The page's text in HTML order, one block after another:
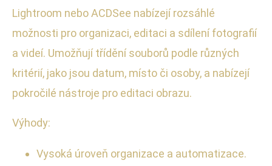
Lightroom nebo ACDSee nabízejí rozsáhlé
možnosti pro organizaci, editaci a sdílení fotografií
a videí. Umožňují třídění souborů podle různých
kritérií, jako jsou datum, místo či osoby, a nabízejí
pokročilé nástroje pro editaci obrazu.
Výhody:
Vysoká úroveň organizace a automatizace.